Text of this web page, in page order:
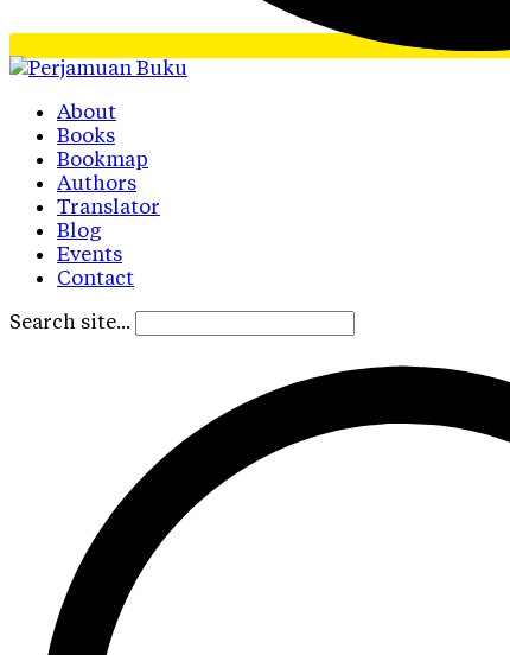
About
Books
Bookmap
Authors
Translator
Blog
Events
Contact
Search site...